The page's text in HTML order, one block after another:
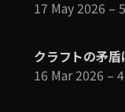
17 May 2026 –
クラフトの矛
16 Mar 2026 –